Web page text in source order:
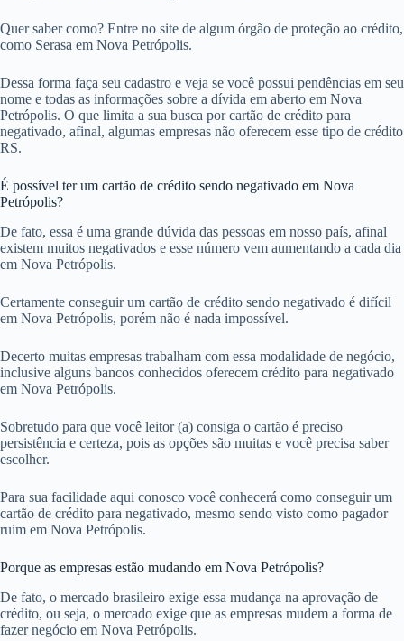
Quer saber como? Entre no site de algum órgão de proteção ao crédito,
como Serasa em Nova Petrópolis.
Dessa forma faça seu cadastro e veja se você possui pendências em seu
nome e todas as informações sobre a dívida em aberto em Nova
Petrópolis. O que limita a sua busca por cartão de crédito para
negativado, afinal, algumas empresas não oferecem esse tipo de crédito
RS.
É possível ter um cartão de crédito sendo negativado em Nova
Petrópolis?
De fato, essa é uma grande dúvida das pessoas em nosso país, afinal
existem muitos negativados e esse número vem aumentando a cada dia
em Nova Petrópolis.
Certamente conseguir um cartão de crédito sendo negativado é difícil
em Nova Petrópolis, porém não é nada impossível.
Decerto muitas empresas trabalham com essa modalidade de negócio,
inclusive alguns bancos conhecidos oferecem crédito para negativado
em Nova Petrópolis.
Sobretudo para que você leitor (a) consiga o cartão é preciso
persistência e certeza, pois as opções são muitas e você precisa saber
escolher.
Para sua facilidade aqui conosco você conhecerá como conseguir um
cartão de crédito para negativado, mesmo sendo visto como pagador
ruim em Nova Petrópolis.
Porque as empresas estão mudando em Nova Petrópolis?
De fato, o mercado brasileiro exige essa mudança na aprovação de
crédito, ou seja, o mercado exige que as empresas mudem a forma de
fazer negócio em Nova Petrópolis.